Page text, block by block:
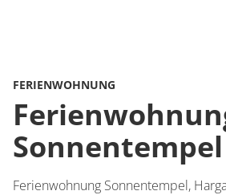
FERIENWOHNUNG
Sonnentempel
Ferienwohnung Sonnentempel,